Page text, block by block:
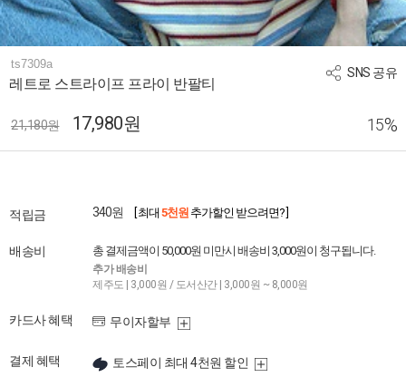
SNS 공유
ts7309a
레트로 스트라이프 프라이 반팔티
21,180원 17,980원 15%
적립금 340원 [ 최대 5천원 추가할인 받으려면? ]
배송비 총 결제금액이 50,000원 미만시 배송비 3,000원이 청구됩니다.
추가 배송비
제주도 | 3,000원 / 도서산간 | 3,000원 ~ 8,000원
카드사 혜택 무이자할부
결제 혜택 토스페이 최대 4천원 할인